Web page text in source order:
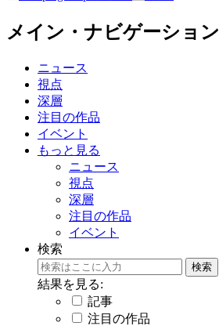
メイン・ナビゲーション
ニュース
視点
深層
注目の作品
イベント
もっと見る
ニュース
視点
深層
注目の作品
イベント
検索
結果を見る:
記事
注目の作品